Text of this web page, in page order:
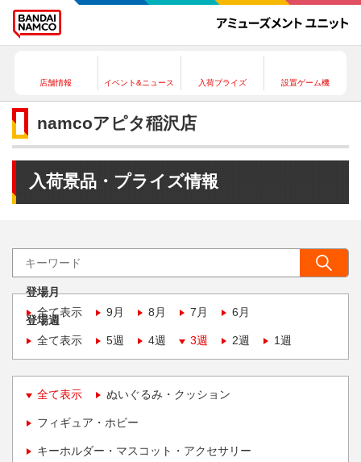
店舗情報 イベント&ニュース 入荷プライズ 設置ゲーム機
namcoアピタ稲沢店
入荷景品・プライズ情報
登場月
全て表示
9月 8月 7月 6月
登場週
全て表示
5週 4週 3週 2週 1週
全て表示 ぬいぐるみ・クッション
フィギュア・ホビー
キーホルダー・マスコット・アクセサリー